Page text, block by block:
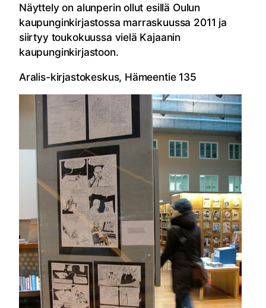
Näyttely on alunperin ollut esillä Oulun
kaupunginkirjastossa marraskuussa 2011 ja
siirtyy toukokuussa vielä Kajaanin
kaupunginkirjastoon.
Aralis-kirjastokeskus, Hämeentie 135